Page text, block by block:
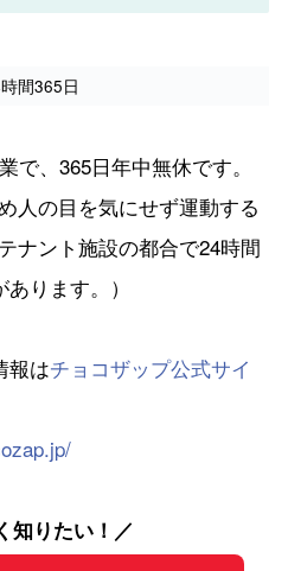
間365日
で、365日年中無休です。
人の目を気にせず運動する
ナント施設の都合で24時間
ります。）
報はチョコザップ公式サイ
知りたい！／